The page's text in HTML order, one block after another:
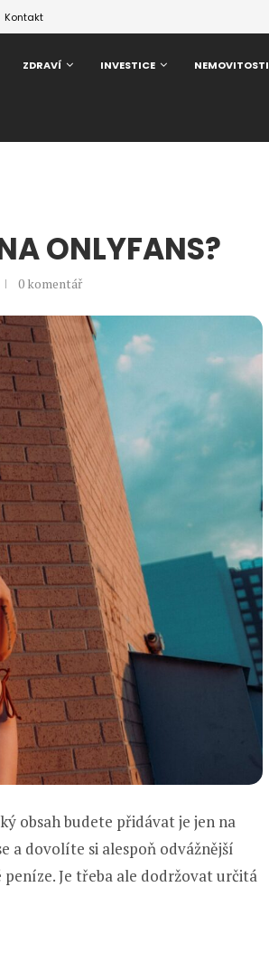
Kontakt
ZDRAVÍ INVESTICE NEMOVITOSTI
ONLYFANS?
0 komentář
obsah budete přidávat je jen na
a dovolíte si alespoň odvážnější
Je třeba ale dodržovat určitá